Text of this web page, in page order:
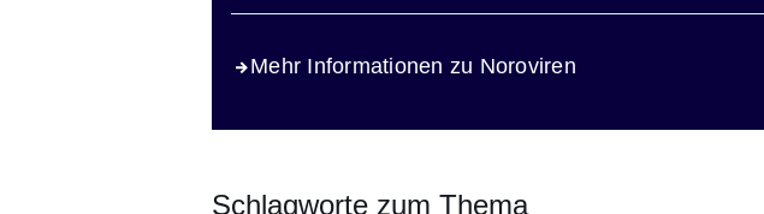
Mehr Informationen zu Noroviren
Schlagworte zum Thema